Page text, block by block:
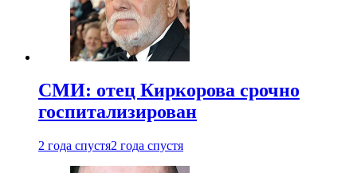
СМИ: отец Киркорова срочно
госпитализирован
2 года спустя2 года спустя